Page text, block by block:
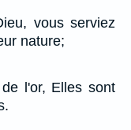
vous serviez
nature;
l'or, Elles sont